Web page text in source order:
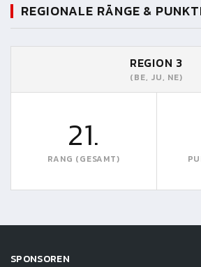
REGIONALE RÄNGE &
REGION 3
(BE, JU, NE)
21.
RANG (GESAMT)
SPONSOREN